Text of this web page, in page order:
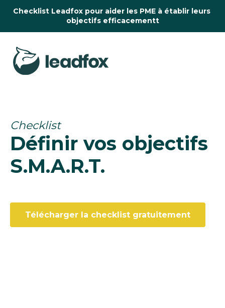
Checklist Leadfox pour aider les PME à établir leurs
objectifs efficacementt
Checklist
Définir vos objectifs
S.M.A.R.T.
Télécharger la checklist gratuitement